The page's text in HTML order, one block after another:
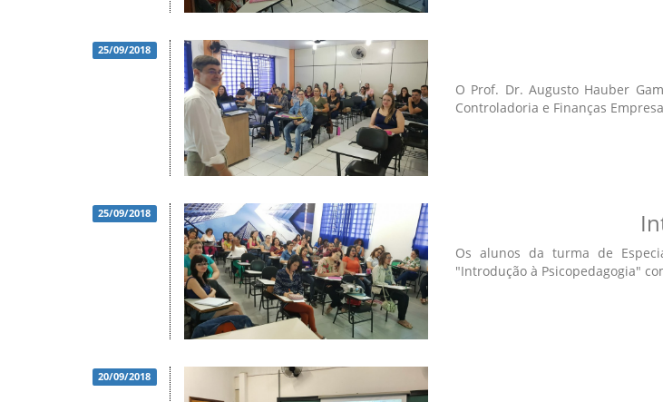
25/09/2018
O Prof. Dr. Augusto Hauber
Controladoria e Finanças
25/09/2018
Os alunos da turma de
"Introdução à Psicopedagogia"
20/09/2018